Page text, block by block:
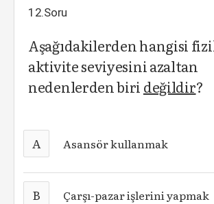
12.Soru
Aşağıdakilerden hangisi
aktivite seviyesini azaltan
nedenlerden biri değildir?
A Asansör kullanmak
B Çarşı-pazar işlerini yapmak